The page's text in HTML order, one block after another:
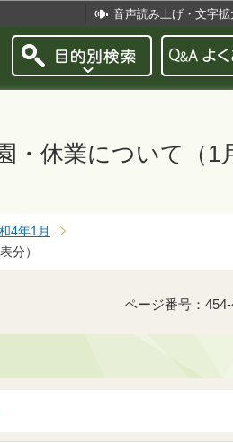
音声読み上げ・文字拡
・休業について（1
4年1月
分）
ページ番号：